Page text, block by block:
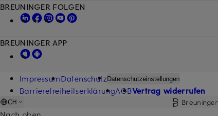
BREUNINGER FOLGEN
BREUNINGER APP
ImpressumDatenschutzDatenschutzeinstellungen
BarrierefreiheitserklärungAGBVertrag widerrufen
CH Breuninger